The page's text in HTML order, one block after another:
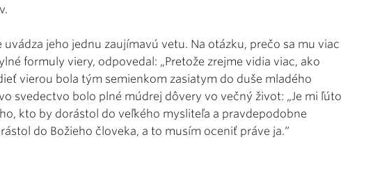
jeho jednu zaujímavú vetu. Na otázku, prečo sa mu viac
formuly viery, odpovedal: „Pretože zrejme vidia viac, ako
vierou bola tým semienkom zasiatym do duše mladého
svedectvo bolo plné múdrej dôvery vo večný život: „Je mi ľúto
kto by dorástol do veľkého mysliteľa a pravdepodobne
do Božieho človeka, a to musím oceniť práve ja.“